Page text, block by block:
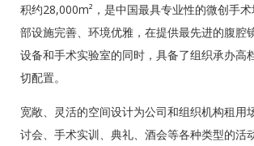
积约28,000m²，是中国最具专业性的微创手
部设施完善、环境优雅，在提供最先进的腹腔
设备和手术实验室的同时，具备了组织承办高
切配置。
宽敞、灵活的空间设计为公司和组织机构租用
讨会、手术实训、典礼、酒会等各种类型的活